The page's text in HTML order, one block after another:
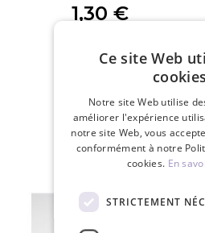
1,30 €
PCE
Ce site Web
cookies
Notre site Web utilise
améliorer l'expérience
notre site Web, vous
conformément à notre
cookies. En
STRICTEMENT